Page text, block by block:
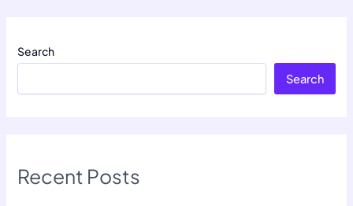
Search
Search
Recent Posts